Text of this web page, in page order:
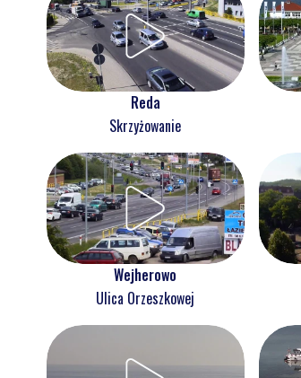
Reda
Skrzyżowanie
Wejherowo
Ulica Orzeszkowej